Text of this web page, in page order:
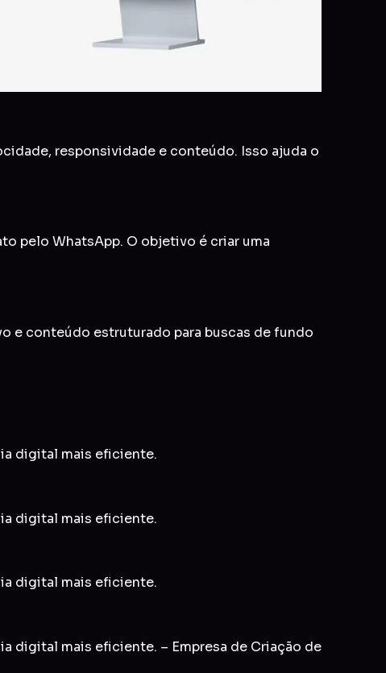
responsividade e conteúdo. Isso ajuda o
pelo WhatsApp. O objetivo é criar uma
e conteúdo estruturado para buscas de fundo
digital mais eficiente.
digital mais eficiente.
digital mais eficiente.
digital mais eficiente. – Empresa de Criação de